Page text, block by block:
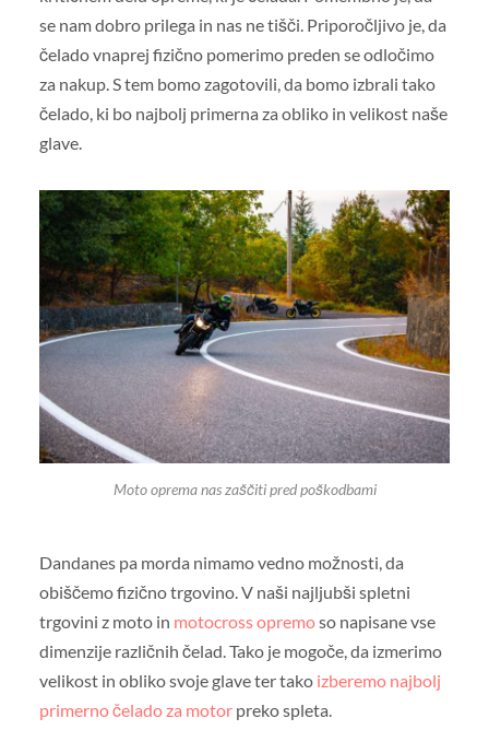
se nam dobro prilega in nas ne tišči. Priporočljivo je, da
čelado vnaprej fizično pomerimo preden se odločimo
za nakup. S tem bomo zagotovili, da bomo izbrali tako
čelado, ki bo najbolj primerna za obliko in velikost naše
glave.
Moto oprema nas zaščiti pred poškodbami
Dandanes pa morda nimamo vedno možnosti, da
obiščemo fizično trgovino. V naši najljubši spletni
trgovini z moto in motocross opremoso napisane vse
dimenzije različnih čelad. Tako je mogoče, da izmerimo
velikost in obliko svoje glave ter tako izberemo najbolj
primerno čelado za motorpreko spleta.